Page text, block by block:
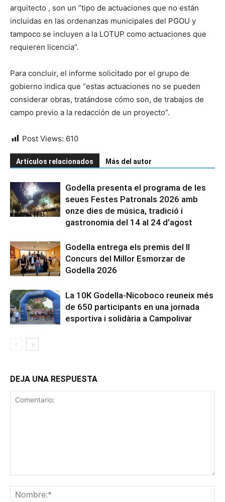
arquitecto , son un “tipo de actuaciones que no están
incluidas en las ordenanzas municipales del PGOU y
tampoco se incluyen a la LOTUP como actuaciones que
requieren licencia”.
Para concluir, el informe solicitado por el grupo de
gobierno indica que “estas actuaciones no se pueden
considerar obras, tratándose cómo son, de trabajos de
campo previo a la redacción de un proyecto”.
Post Views: 610
Artículos relacionados Más del autor
Godella presenta el programa de les
seues Festes Patronals 2026 amb
onze dies de música, tradició i
gastronomia del 14 al 24 d’agost
Godella entrega els premis del II
Concurs del Millor Esmorzar de
Godella 2026
La 10K Godella-Nicoboco reuneix més
de 650 participants en una jornada
esportiva i solidària a Campolivar
DEJA UNA RESPUESTA